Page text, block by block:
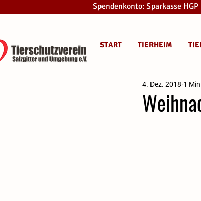
Spendenkonto: Sparkasse
START TIERHEIM
4. Dez. 2018 1